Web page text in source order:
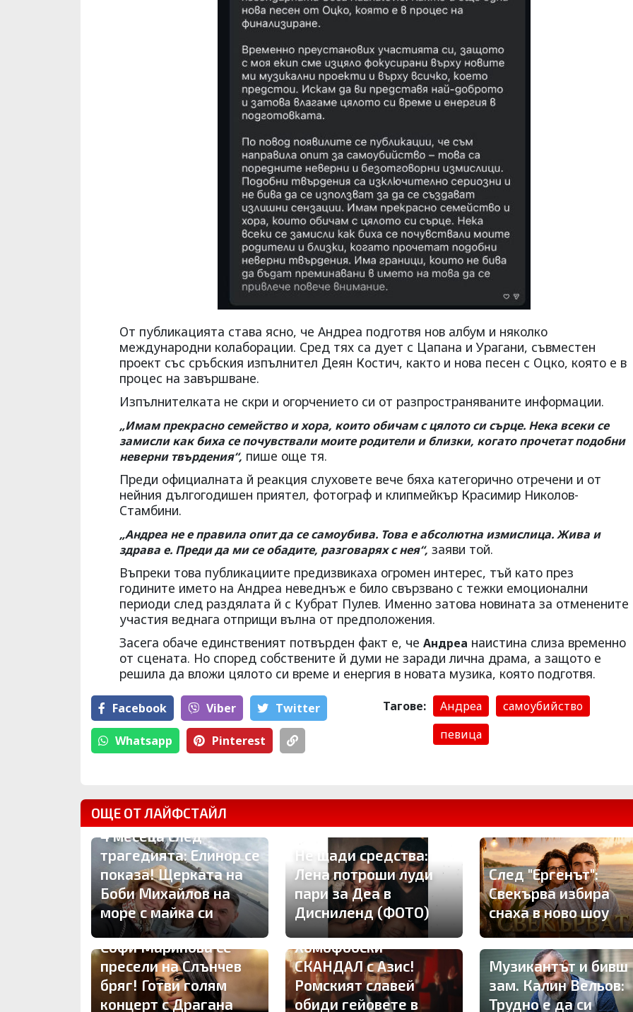
От публикацията става ясно, че Андреа подготвя нов албум и няколко
международни колаборации. Сред тях са дует с Цапана и Урагани, съвместен
проект със сръбския изпълнител Деян Костич, както и нова песен с Оцко, която е в
процес на завършване.
Изпълнителката не скри и огорчението си от разпространяваните информации.
„Имам прекрасно семейство и хора, които обичам с цялото си сърце. Нека всеки се
замисли как биха се почувствали моите родители и близки, когато прочетат подобни
неверни твърдения“, пише още тя.
Преди официалната й реакция слуховете вече бяха категорично отречени и от
нейния дългогодишен приятел, фотограф и клипмейкър Красимир Николов-
Стамбини.
„Андреа не е правила опит да се самоубива. Това е абсолютна измислица. Жива и
здрава е. Преди да ми се обадите, разговарях с нея“, заяви той.
Въпреки това публикациите предизвикаха огромен интерес, тъй като през
годините името на Андреа неведнъж е било свързвано с тежки емоционални
периоди след раздялата й с Кубрат Пулев. Именно затова новината за отменените
участия веднага отприщи вълна от предположения.
Засега обаче единственият потвърден факт е, че Андреа наистина слиза временно
от сцената. Но според собствените й думи не заради лична драма, а защото е
решила да вложи цялото си време и енергия в новата музика, която подготвя.
Facebook Viber Тwitter
Whatsapp Pinterest
Тагове: Андреа
самоубийство
певица
ОЩЕ ОТ ЛАЙФСТАЙЛ
4 месеца след
трагедията: Елинор се
показа! Щерката на
Боби Михайлов на
море с майка си
Не щади средства:
Лена потроши луди
пари за Деа в
Дисниленд (ФОТО)
След "Ергенът":
Свекърва избира
снаха в ново шоу
Софи Маринова се
пресели на Слънчев
бряг! Готви голям
концерт с Драгана
Хомофобски
СКАНДАЛ с Азис!
Ромският славей
обиди гейовете в
Музикантът и бивш
зам. Калин Вельов:
Трудно е да си